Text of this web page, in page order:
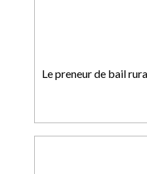
Le preneur de bail